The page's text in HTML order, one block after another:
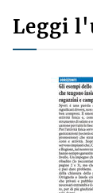
Leggi